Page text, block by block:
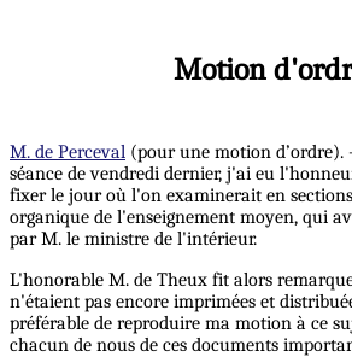
Motion
M. de Perceval (pour une motion d’ordre).
séance de vendredi dernier, j'ai eu
fixer le jour où l'on examinerait en
organique de l'enseignement moyen, qui
par M. le ministre de l'intérieur.
L'honorable M. de Theux fit alors
n'étaient pas encore imprimées et
préférable de reproduire ma motion à ce
chacun de nous de ces documents